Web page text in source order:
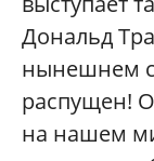
Дональд
нынешнем
распущен!
на нашем